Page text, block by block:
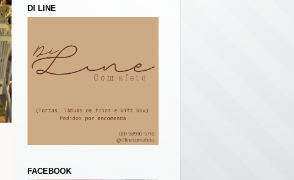
DI LINE
FACEBOOK